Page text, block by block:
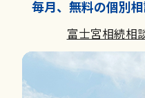
毎月、無料の個別相
富士宮相続相